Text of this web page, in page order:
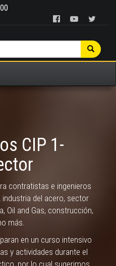
CIP 1-
contratistas e ingenieros
del acero, sector
Oil and Gas, construcción,
más.
en un curso intensivo
y actividades durante el